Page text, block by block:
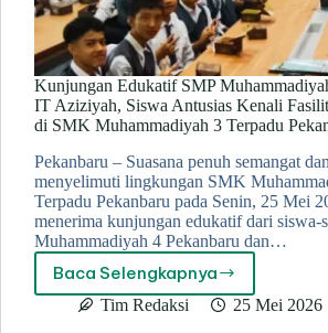
Kunjungan Edukatif SMP
IT Aziziyah, Siswa Antusias Kenali
di SMK Muhammadiyah 3 Terpadu
Pekanbaru – Suasana penuh semangat
menyelimuti lingkungan SMK
Terpadu Pekanbaru pada Senin, 25 Mei
menerima kunjungan edukatif dari siswa-
Muhammadiyah 4 Pekanbaru dan…
Baca Selengkapnya
Kunjungan
Edukatif
Tim Redaksi 25 Mei 2026